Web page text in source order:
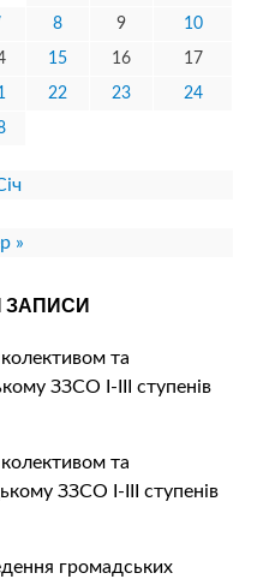
8 9 10
15 16 17
22 23 24
»
ЗАПИСИ
колективом та
ЗЗСО І-ІІІ ступенів
колективом та
ЗЗСО І-ІІІ ступенів
громадських